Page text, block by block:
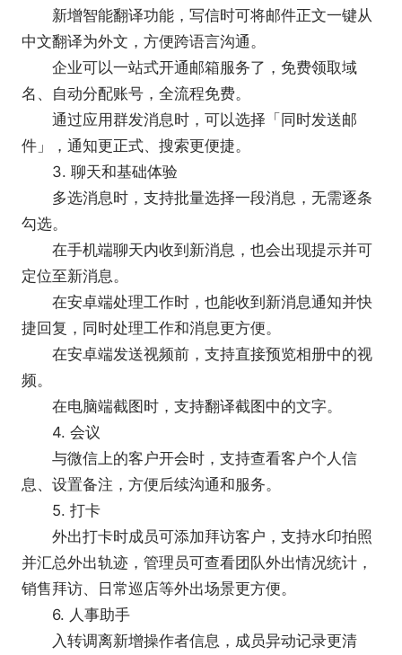
新增智能翻译功能，写信时可将邮件正文一键从
中文翻译为外文，方便跨语言沟通。
企业可以一站式开通邮箱服务了，免费领取域
名、自动分配账号，全流程免费。
通过应用群发消息时，可以选择「同时发送邮
件」，通知更正式、搜索更便捷。
3. 聊天和基础体验
多选消息时，支持批量选择一段消息，无需逐条
勾选。
在手机端聊天内收到新消息，也会出现提示并可
定位至新消息。
在安卓端处理工作时，也能收到新消息通知并快
捷回复，同时处理工作和消息更方便。
在安卓端发送视频前，支持直接预览相册中的视
频。
在电脑端截图时，支持翻译截图中的文字。
4. 会议
与微信上的客户开会时，支持查看客户个人信
息、设置备注，方便后续沟通和服务。
5. 打卡
外出打卡时成员可添加拜访客户，支持水印拍照
并汇总外出轨迹，管理员可查看团队外出情况统计，
销售拜访、日常巡店等外出场景更方便。
6. 人事助手
入转调离新增操作者信息，成员异动记录更清